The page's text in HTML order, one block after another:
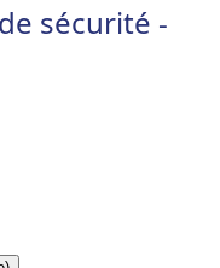
sécurité -